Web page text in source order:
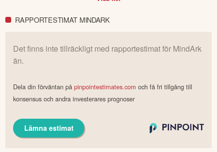
RAPPORTESTIMAT MINDARK
Det finns inte tillräckligt med rapportestimat för MindArk
än.
Dela din förväntan påpinpointestimates.com och få fri tillgång till
konsensus och andra investerares prognoser
Lämna estimat